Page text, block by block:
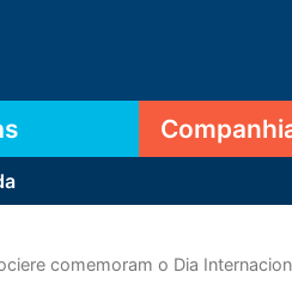
comemoram o Dia